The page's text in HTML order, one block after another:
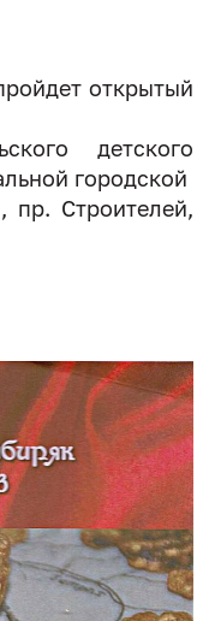
открытый
детского
городской
пр. Строителей,